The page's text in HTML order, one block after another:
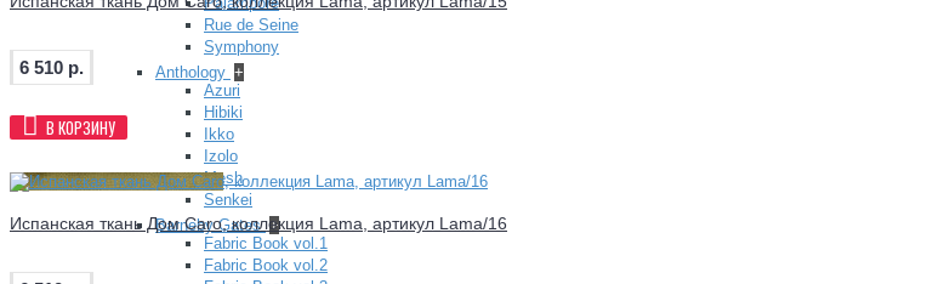
Rue de Seine
Symphony
Anthology +
Azuri
Hibiki
Ikko
Izolo
Mesh
Senkei
Barneby Gates +
Fabric Book vol.1
Fabric Book vol.2
6 510 р.
В КОРЗИНУ
Испанская ткань Дом Caro, коллекция Lama, артикул Lama/16